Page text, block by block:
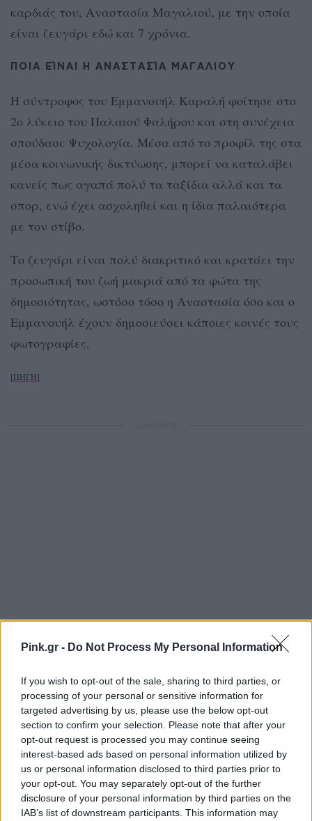
Pink.gr - Do Not Process My Personal Information
If you wish to opt-out of the sale, sharing to third parties, or
processing of your personal or sensitive information for
targeted advertising by us, please use the below opt-out
section to confirm your selection. Please note that after your
opt-out request is processed you may continue seeing
interest-based ads based on personal information utilized by
us or personal information disclosed to third parties prior to
your opt-out. You may separately opt-out of the further
disclosure of your personal information by third parties on the
IAB’s list of downstream participants. This information may
καρδιάς του, Αναστασία Μαγαλιού, με την οποία
είναι ζευγάρι εδώ και 7 χρόνια.
ΠΟΙΑ ΕΊΝΑΙ Η ΑΝΑΣΤΑΣΊΑ ΜΑΓΑΛΙΟΥ
Η σύντροφος του Εμμανουήλ Καραλή φοίτησε στο
2ο λύκειο του Παλαιού Φαλήρου και στη συνέχεια
σπούδασε Ψυχολογία. Μέσα από το προφίλ της στα
μέσα κοινωνικής δικτύωσης, μπορεί να καταλάβει
κανείς πως αγαπά πολύ τα ταξίδια αλλά και τα
σπορ, ενώ έχει ασχοληθεί και η ίδια παλαιότερα
με τον στίβο.
Το ζευγάρι είναι πολύ διακριτικό και κρατάει την
προσωπική του ζωή μακριά από τα φώτα της
δημοσιότητας, ωστόσο τόσο η Αναστασία όσο και ο
Εμμανουήλ έχουν δημοσιεύσει κάποιες κοινές τους
φωτογραφίες.
[ΠΗΓΗ]
Ακολουθήστε το Pink.gr στοGoogle Newsκαι
μάθετε πρώτοιτα πιο hot νέα.
Ακολουθήστε το Pink.gr και στοInstagram